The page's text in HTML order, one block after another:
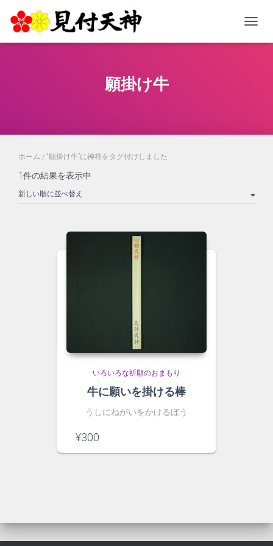
願掛け牛
ホーム / “願掛け牛”に神符をタグ付けしました
1件の結果を表示中
いろいろな祈願のおまもり
牛に願いを掛ける棒
うしにねがいをかけるぼう
¥300